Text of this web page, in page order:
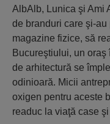
AlbAlb, Lunica şi Ami
de branduri care şi-
magazine fizice, să
Bucureştiului, un
de arhitectură se
odinioară. Micii
oxigen pentru aceste
readuc la viaţă case